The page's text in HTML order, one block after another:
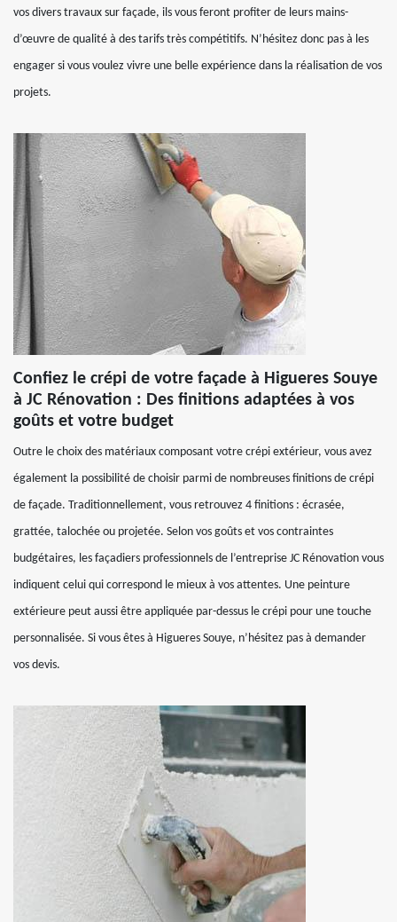
vos divers travaux sur façade, ils vous feront profiter de leurs mains-
d’œuvre de qualité à des tarifs très compétitifs. N’hésitez donc pas à les
engager si vous voulez vivre une belle expérience dans la réalisation de vos
projets.
Confiez le crépi de votre façade à Higueres Souye
à JC Rénovation : Des finitions adaptées à vos
goûts et votre budget
Outre le choix des matériaux composant votre crépi extérieur, vous avez
également la possibilité de choisir parmi de nombreuses finitions de crépi
de façade. Traditionnellement, vous retrouvez 4 finitions : écrasée,
grattée, talochée ou projetée. Selon vos goûts et vos contraintes
budgétaires, les façadiers professionnels de l’entreprise JC Rénovation vous
indiquent celui qui correspond le mieux à vos attentes. Une peinture
extérieure peut aussi être appliquée par-dessus le crépi pour une touche
personnalisée. Si vous êtes à Higueres Souye, n’hésitez pas à demander
vos devis.